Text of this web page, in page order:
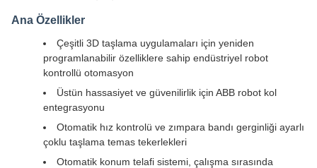
Ana Özellikler
Çeşitli 3D taşlama uygulamaları için yeniden
programlanabilir özelliklere sahip endüstriyel robot
kontrollü otomasyon
Üstün hassasiyet ve güvenilirlik için ABB robot kol
entegrasyonu
Otomatik hız kontrolü ve zımpara bandı gerginliği ayarlı
çoklu taşlama temas tekerlekleri
Otomatik konum telafi sistemi, çalışma sırasında